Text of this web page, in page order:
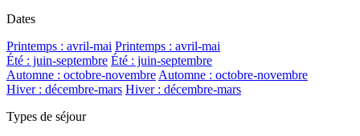
Dates
Printemps : avril-mai Printemps : avril-mai
Été : juin-septembre Été : juin-septembre
Automne : octobre-novembreAutomne : octobre-novembre
Hiver : décembre-mars Hiver : décembre-mars
Types de séjour